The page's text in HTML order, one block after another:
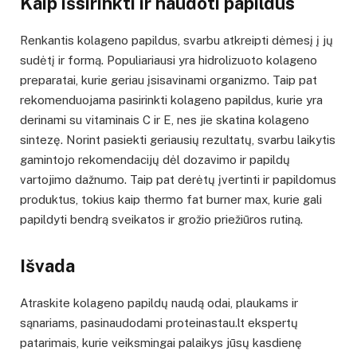
Renkantis kolageno papildus, svarbu atkreipti dėmesį į jų
sudėtį ir formą. Populiariausi yra hidrolizuoto kolageno
preparatai, kurie geriau įsisavinami organizmo. Taip pat
rekomenduojama pasirinkti kolageno papildus, kurie yra
derinami su vitaminais C ir E, nes jie skatina kolageno
sintezę. Norint pasiekti geriausių rezultatų, svarbu laikytis
gamintojo rekomendacijų dėl dozavimo ir papildų
vartojimo dažnumo. Taip pat derėtų įvertinti ir papildomus
produktus, tokius kaip thermo fat burner max, kurie gali
papildyti bendrą sveikatos ir grožio priežiūros rutiną.
Išvada
Atraskite kolageno papildų naudą odai, plaukams ir
sąnariams, pasinaudodami proteinastau.lt ekspertų
patarimais, kurie veiksmingai palaikys jūsų kasdienę